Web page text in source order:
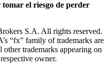
el riesgo de perder
S.A. All rights reserved.
“fx” family of trademarks are
trademarks appearing on
owner.